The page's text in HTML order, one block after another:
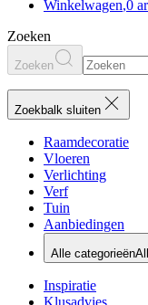
Winkelwagen,0
Zoeken
Zoeken
Zoekbalk sluiten
Raamdecoratie
Vloeren
Verlichting
Verf
Tuin
Aanbiedingen
Alle categorieën
Inspiratie
Klusadvies